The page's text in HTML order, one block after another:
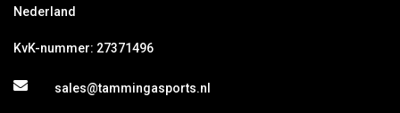
Nederland
KvK-nummer: 27371496
sales@tammingasports.nl